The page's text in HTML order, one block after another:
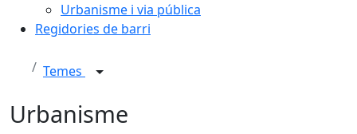
Urbanisme i via pública
Regidories de barri
Temes
Urbanisme